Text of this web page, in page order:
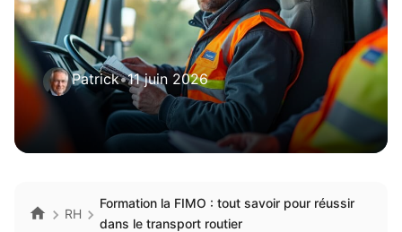
Patrick•11 juin 2026
RH
Formation la FIMO : tout savoir pour réussir
dans le transport routier